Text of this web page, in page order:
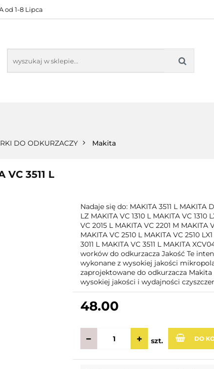
od 1-8 Lipca
KONTAKT BESTSELLERY BLOG
DO ODKURZACZY Makita
3511 L
Nadaje się do: MAKITA 3511 L MAKITA
LZ MAKITA VC 1310 L MAKITA VC 1310
VC 2015 L MAKITA VC 2201 M MAKITA
MAKITA VC 2510 L MAKITA VC 2510
3011 L MAKITA VC 3511 L MAKITA
worków do odkurzacza Jakość Te
wykonane z wysokiej jakości
zaprojektowane do odkurzacza
wysokiej jakości i wydajności
48.00
szt. DO